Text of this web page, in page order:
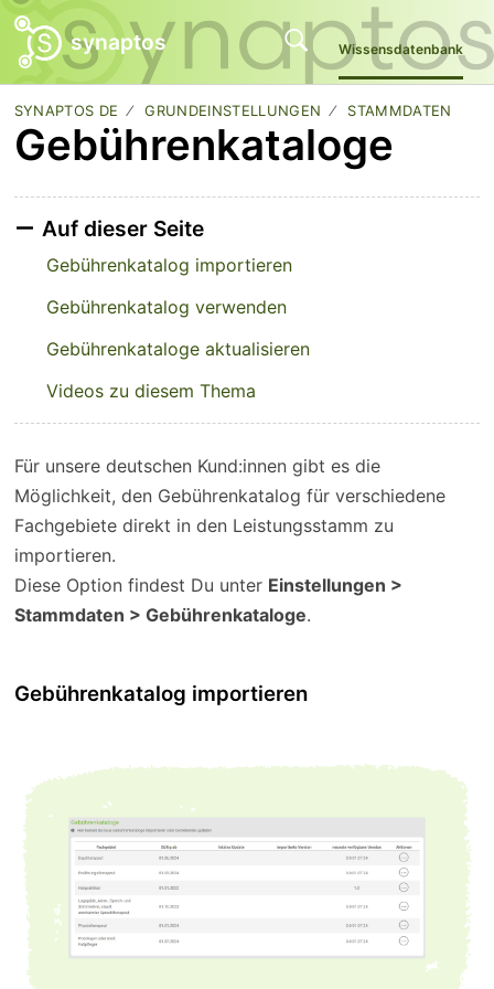
synaptos Wissensdatenbank
SYNAPTOS DE GRUNDEINSTELLUNGEN STAMMDATEN
Gebührenkataloge
Auf dieser Seite
Gebührenkatalog importieren
Gebührenkatalog verwenden
Gebührenkataloge aktualisieren
Videos zu diesem Thema
Für unsere deutschen Kund:innen gibt es die
Möglichkeit, den Gebührenkatalog für verschiedene
Fachgebiete direkt in den Leistungsstamm zu
importieren.
Diese Option findest Du unter Einstellungen >
Stammdaten > Gebührenkataloge.
Gebührenkatalog importieren